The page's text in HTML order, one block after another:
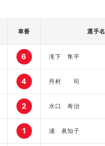
車番 選手名
6 滝下 隼平
4 丹村 司
2 水口 寿治
1 浦 眞知子